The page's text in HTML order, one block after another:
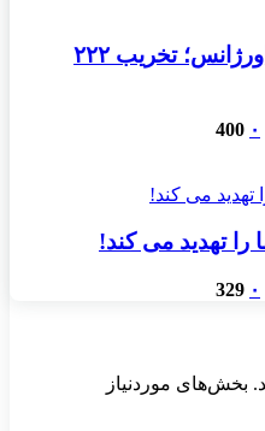
برقراری ۲۵ میلیون تماس با اورژانس؛ تخریب ۲۲۲
۰ 400
تهدید می کند!
۰ 329
بخش‌های موردنیاز